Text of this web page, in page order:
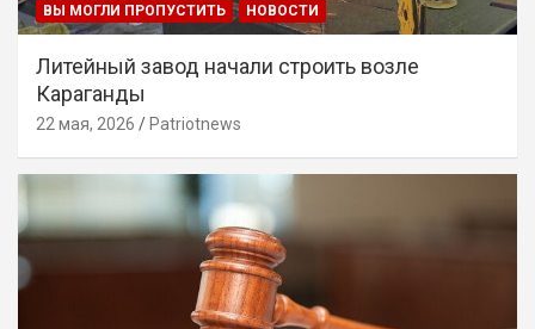
ВЫ МОГЛИ ПРОПУСТИТЬ НОВОСТИ
Литейный завод начали строить возле
Караганды
22 мая, 2026 Patriotnews